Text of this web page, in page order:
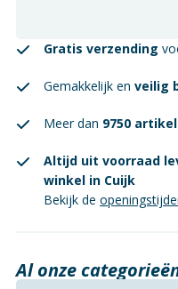
Gratis verzending
Gemakkelijk en veilig
Meer dan 9750
Altijd uit voorraad
winkel in Cuijk
Bekijk de
Al onze